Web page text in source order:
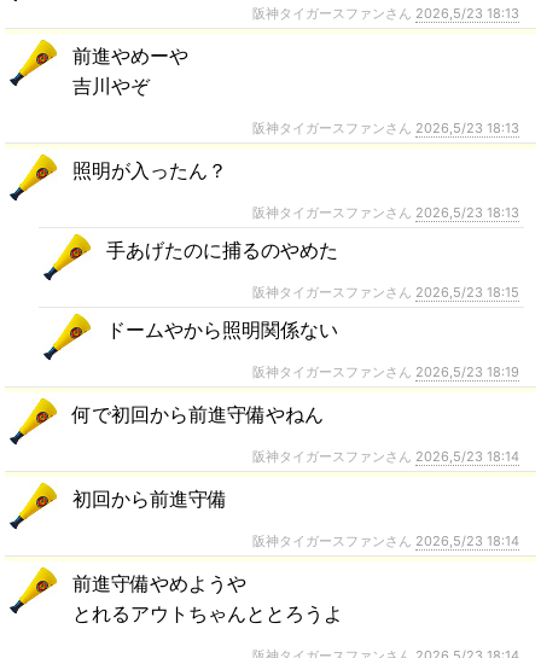
阪神タイガースファンさん 2026,5/23 18:13
前進やめーや
吉川やぞ
阪神タイガースファンさん 2026,5/23 18:13
照明が入ったん？
阪神タイガースファンさん 2026,5/23 18:13
手あげたのに捕るのやめた
阪神タイガースファンさん 2026,5/23 18:15
ドームやから照明関係ない
阪神タイガースファンさん 2026,5/23 18:19
何で初回から前進守備やねん
阪神タイガースファンさん 2026,5/23 18:14
初回から前進守備
阪神タイガースファンさん 2026,5/23 18:14
前進守備やめようや
とれるアウトちゃんととろうよ